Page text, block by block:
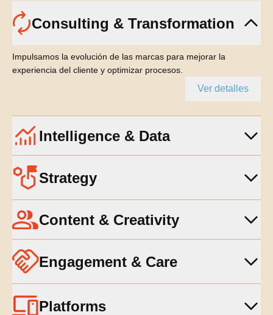
Consulting & Transformation
Impulsamos la evolución de las marcas para mejorar la
experiencia del cliente y optimizar procesos.
Ver detalles
Intelligence & Data
Strategy
Content & Creativity
Engagement & Care
Platforms